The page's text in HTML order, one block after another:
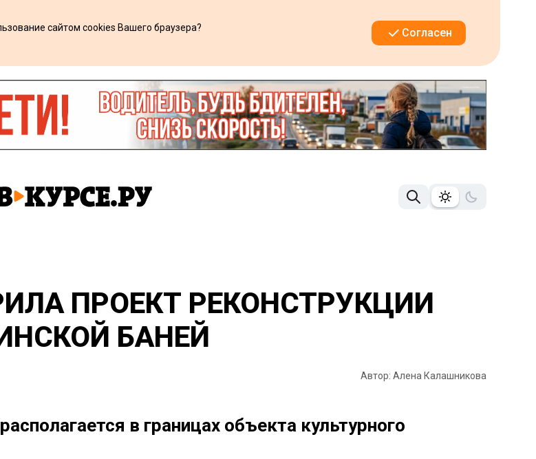
сайтом cookies Вашего браузера?
Согласен
ПРОЕКТ РЕКОНСТРУКЦИИ
БАНЕЙ
Автор: Алена Калашникова
в границах объекта культурного